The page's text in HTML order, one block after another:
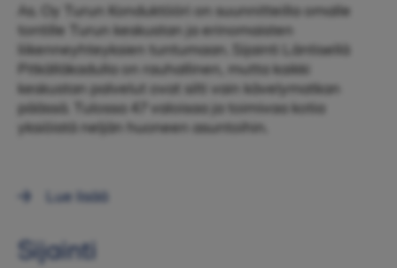
As. Oy Turun Konduktööri on suunnitteilla omalle
tontille Turun keskustan ja erinomaisten
liikenneyhteyksien tuntumaan. Sijainti Läntisellä
Pitkälläkadulla on rauhallinen, mutta kaikki
keskustan palvelut ovat silti vain kävelymatkan
päässä. Tulossa 47 valoisaa ja toimivaa kotia
yksiöistä neljän huoneen asuntoihin.
Lue lisää
Sijainti